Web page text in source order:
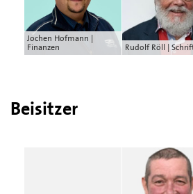
Jochen Hofmann |
Finanzen
Rudolf Röll |
Beisitzer